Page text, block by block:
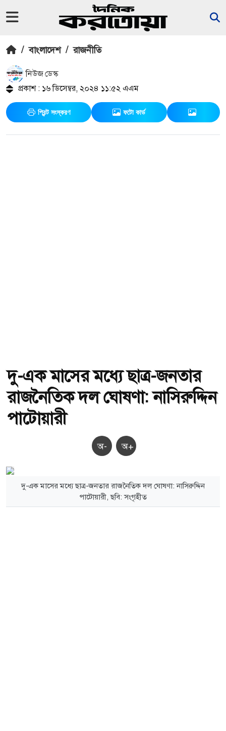
/ বাংলাদেশ / রাজনীতি
নিউজ ডেস্ক
প্রকাশ : ১৬ ডিসেম্বর, ২০২৪ ১১:৫২ এএম
প্রিন্ট সংস্করণ ফটো কার্ড
দু-এক মাসের মধ্যে ছাত্র-জনতার
রাজনৈতিক দল ঘোষণা: নাসিরুদ্দিন
পাটোয়ারী
অ- অ+
দু-এক মাসের মধ্যে ছাত্র-জনতার রাজনৈতিক দল ঘোষণা: নাসিরুদ্দিন
পাটোয়ারী, ছবি: সংগৃহীত